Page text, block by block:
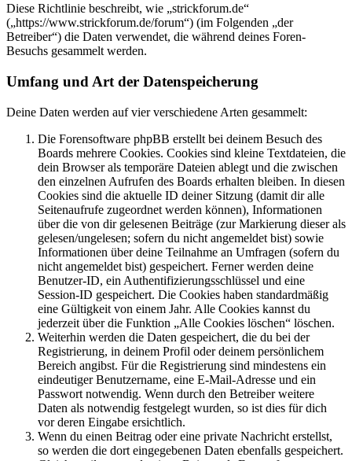
Diese Richtlinie beschreibt, wie „strickforum.de“
(„https://www.strickforum.de/forum“) (im Folgenden „der
Betreiber“) die Daten verwendet, die während deines Foren-
Besuchs gesammelt werden.
Umfang und Art der Datenspeicherung
Deine Daten werden auf vier verschiedene Arten gesammelt:
Die Forensoftware phpBB erstellt bei deinem Besuch des
Boards mehrere Cookies. Cookies sind kleine Textdateien, die
dein Browser als temporäre Dateien ablegt und die zwischen
den einzelnen Aufrufen des Boards erhalten bleiben. In diesen
Cookies sind die aktuelle ID deiner Sitzung (damit dir alle
Seitenaufrufe zugeordnet werden können), Informationen
über die von dir gelesenen Beiträge (zur Markierung dieser als
gelesen/ungelesen; sofern du nicht angemeldet bist) sowie
Informationen über deine Teilnahme an Umfragen (sofern du
nicht angemeldet bist) gespeichert. Ferner werden deine
Benutzer-ID, ein Authentifizierungsschlüssel und eine
Session-ID gespeichert. Die Cookies haben standardmäßig
eine Gültigkeit von einem Jahr. Alle Cookies kannst du
jederzeit über die Funktion „Alle Cookies löschen“ löschen.
Weiterhin werden die Daten gespeichert, die du bei der
Registrierung, in deinem Profil oder deinem persönlichem
Bereich angibst. Für die Registrierung sind mindestens ein
eindeutiger Benutzername, eine E-Mail-Adresse und ein
Passwort notwendig. Wenn durch den Betreiber weitere
Daten als notwendig festgelegt wurden, so ist dies für dich
vor deren Eingabe ersichtlich.
Wenn du einen Beitrag oder eine private Nachricht erstellst,
so werden die dort eingegebenen Daten ebenfalls gespeichert.